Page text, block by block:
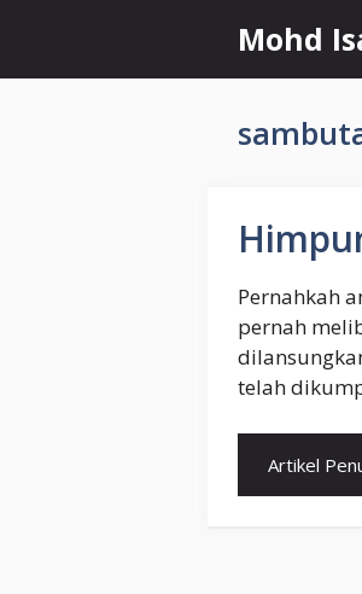
content
Mohd
Pernahkah
pernah
telah
Artikel